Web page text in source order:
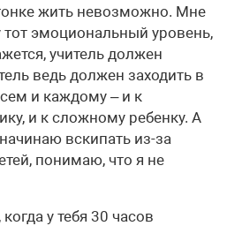
жить невозможно. Мне
тот эмоциональный уровень,
учитель должен
ведь должен заходить в
и каждому – и к
и к сложному ребенку. А
вскипать из-за
понимаю, что я не
у тебя 30 часов